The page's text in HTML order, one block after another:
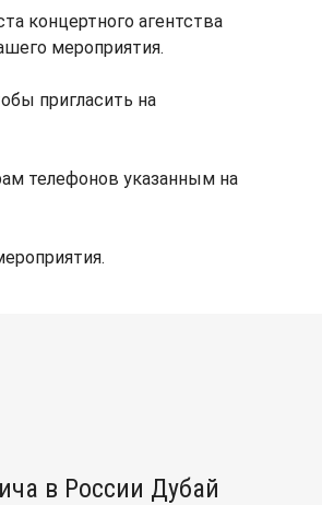
концертного агентства
мероприятия.
пригласить на
телефонов указанным на
в России Дубай